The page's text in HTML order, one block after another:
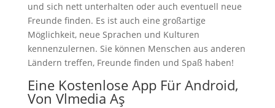
und sich nett unterhalten oder auch eventuell neue
Freunde finden. Es ist auch eine großartige
Möglichkeit, neue Sprachen und Kulturen
kennenzulernen. Sie können Menschen aus anderen
Ländern treffen, Freunde finden und Spaß haben!
Eine Kostenlose App Für Android,
Von Vlmedia Aş